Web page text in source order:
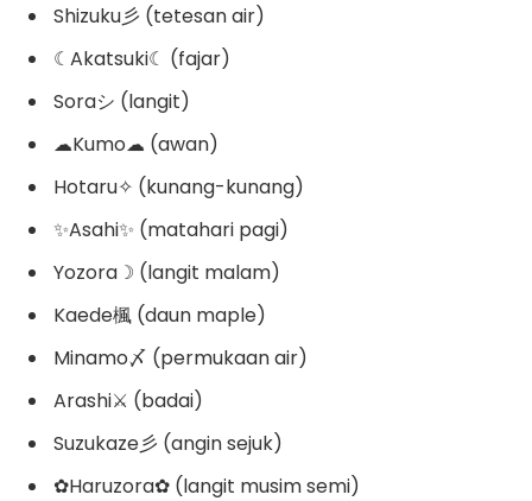
Shizuku彡 (tetesan air)
☾Akatsuki☾ (fajar)
Soraシ (langit)
☁Kumo☁ (awan)
Hotaru✧ (kunang-kunang)
✨Asahi✨ (matahari pagi)
Yozora☽ (langit malam)
Kaede楓 (daun maple)
Minamo〆 (permukaan air)
Arashi⚔ (badai)
Suzukaze彡 (angin sejuk)
✿Haruzora✿ (langit musim semi)